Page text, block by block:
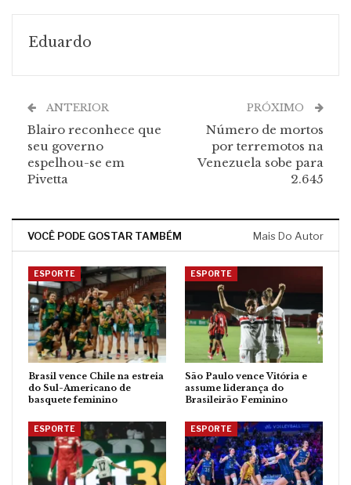
Eduardo
ANTERIOR
Blairo reconhece que
seu governo
espelhou-se em
Pivetta
PRÓXIMO
Número de mortos
por terremotos na
Venezuela sobe para
2.645
VOCÊ PODE GOSTAR TAMBÉM Mais Do Autor
ESPORTE
Brasil vence Chile na estreia
do Sul-Americano de
basquete feminino
ESPORTE
São Paulo vence Vitória e
assume liderança do
Brasileirão Feminino
ESPORTE ESPORTE